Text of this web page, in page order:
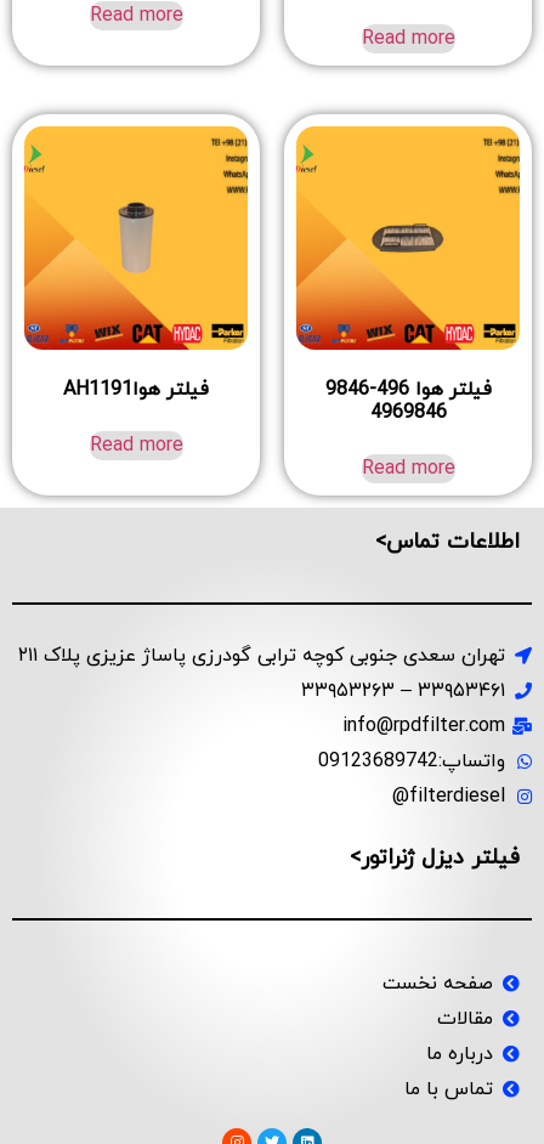
Read more
Read more
فیلتر هوا 496-9846
4969846
Read more
فیلتر هواAH1191
Read more
اطلاعات تماس>
تهران سعدی جنوبی کوچه ترابی گودرزی پاساژ عزیزی پلاک ۲۱۱
۳۳۹۵۳۴۶۱ – ۳۳۹۵۳۲۶۳
info@rpdfilter.com
واتساپ:09123689742
filterdiesel@
فیلتر دیزل ژنراتور>
صفحه نخست
مقالات
درباره ما
تماس با ما